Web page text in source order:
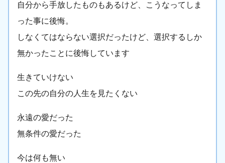
自分から手放したものもあるけど、こうなってしま
った事に後悔。
しなくてはならない選択だったけど、選択するしか
無かったことに後悔しています
生きていけない
この先の自分の人生を見たくない
永遠の愛だった
無条件の愛だった
今は何も無い